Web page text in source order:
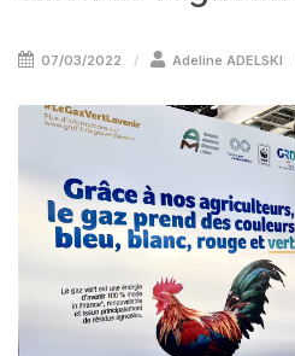
07/03/2022 Adeline ADELSKI